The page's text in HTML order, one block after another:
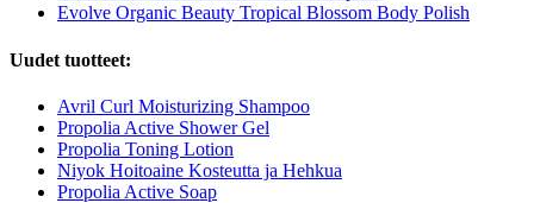
Evolve Organic Beauty Tropical Blossom Body Polish
Uudet tuotteet:
Avril Curl Moisturizing Shampoo
Propolia Active Shower Gel
Propolia Toning Lotion
Niyok Hoitoaine Kosteutta ja Hehkua
Propolia Active Soap